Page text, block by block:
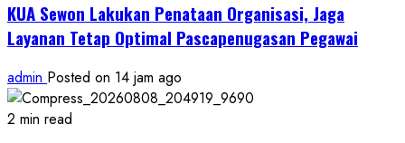
KUA Sewon Lakukan Penataan Organisasi, Jaga
Layanan Tetap Optimal Pascapenugasan Pegawai
admin Posted on 14 jam ago
2 min read